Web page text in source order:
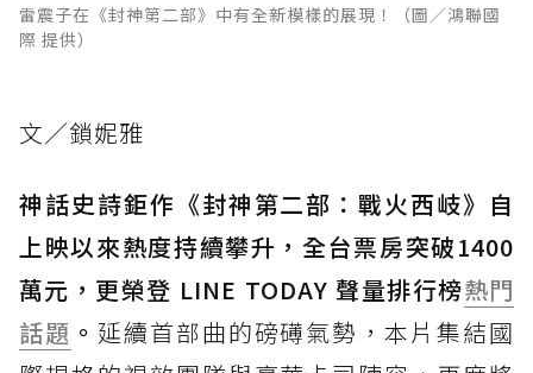
雷震子在《封神第二部》中有全新模樣的展現！（圖／鴻聯國
際 提供）
文／鎖妮雅
神話史詩鉅作《封神第二部：戰火西岐》自
上映以來熱度持續攀升，全台票房突破1400
萬元，更榮登 LINE TODAY 聲量排行榜熱門
話題 。 延續首部曲的磅礡氣勢，本片集結國